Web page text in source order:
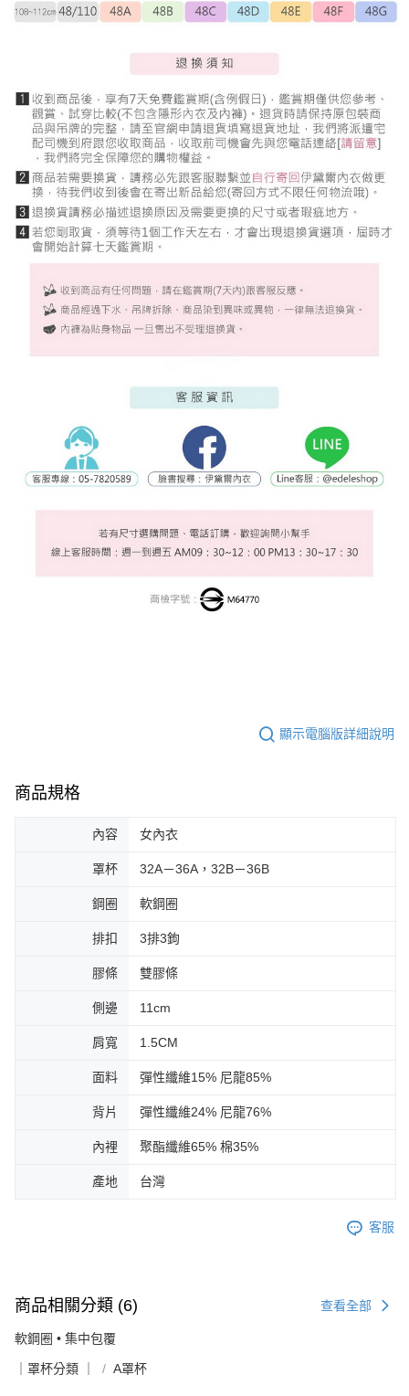
顯示電腦版詳細說明
商品規格
內容 女內衣
罩杯 32A－36A，32B－36B
鋼圈 軟鋼圈
排扣 3排3鉤
膠條 雙膠條
側邊 11cm
肩寬 1.5CM
面料 彈性纖維15% 尼龍85%
背片 彈性纖維24% 尼龍76%
內裡 聚酯纖維65% 棉35%
產地 台灣
客服
商品相關分類 (6) 查看全部
軟鋼圈 • 集中包覆
｜罩杯分類 ｜ A罩杯